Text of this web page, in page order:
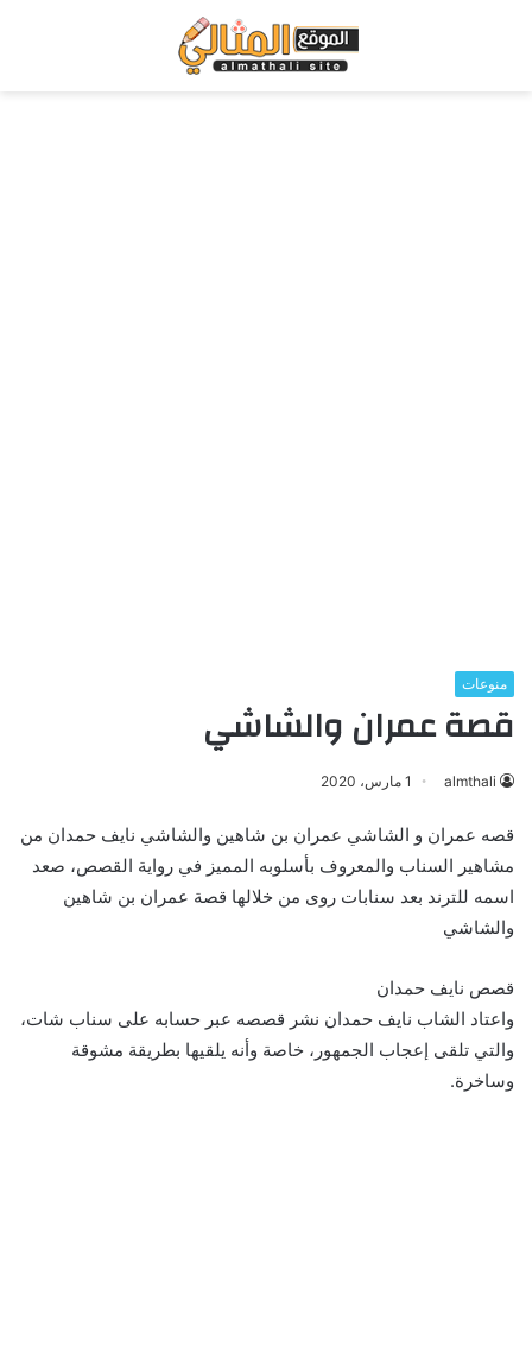
منوعات
قصة عمران والشاشي
almthali 1 مارس، 2020
قصه عمران و الشاشي عمران بن شاهين والشاشي نايف حمدان من
مشاهير السناب والمعروف بأسلوبه المميز في رواية القصص، صعد
اسمه للترند بعد سنابات روى من خلالها قصة عمران بن شاهين
والشاشي
قصص نايف حمدان
واعتاد الشاب نايف حمدان نشر قصصه عبر حسابه على سناب شات،
والتي تلقى إعجاب الجمهور، خاصة وأنه يلقيها بطريقة مشوقة
وساخرة.